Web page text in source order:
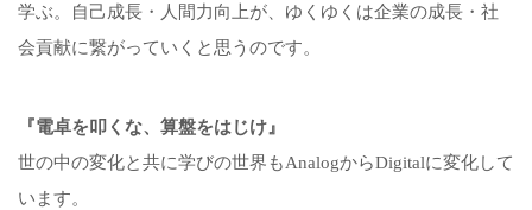
学ぶ。自己成長・人間力向上が、ゆくゆくは企業の成長・社
会貢献に繋がっていくと思うのです。
『電卓を叩くな、算盤をはじけ』
世の中の変化と共に学びの世界もAnalogからDigitalに変化して
います。